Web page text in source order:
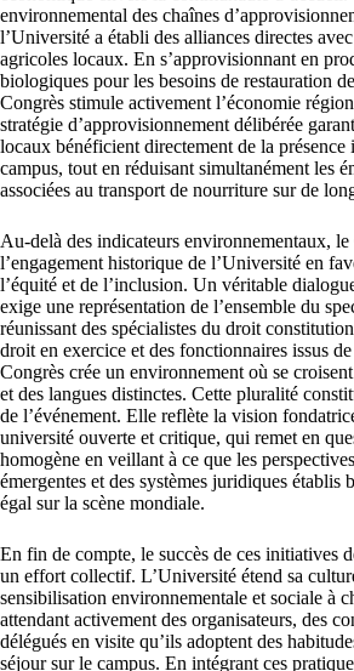
environnemental des chaînes
l’Université a établi des alliances directes
agricoles locaux. En s’approvisionnant en
biologiques pour les besoins de restauration
Congrès stimule activement l’économie
stratégie d’approvisionnement délibérée
locaux bénéficient directement de la présence
campus, tout en réduisant simultanément les
associées au transport de nourriture sur de
Au-delà des indicateurs environnementaux,
l’engagement historique de l’Université en
l’équité et de l’inclusion. Un véritable
exige une représentation de l’ensemble du
réunissant des spécialistes du droit
droit en exercice et des fonctionnaires issus
Congrès crée un environnement où se
et des langues distinctes. Cette pluralité
de l’événement. Elle reflète la vision
université ouverte et critique, qui remet en
homogène en veillant à ce que les
émergentes et des systèmes juridiques établis
égal sur la scène mondiale.
En fin de compte, le succès de ces initiatives
un effort collectif. L’Université étend sa
sensibilisation environnementale et sociale à
attendant activement des organisateurs, des
délégués en visite qu’ils adoptent des
séjour sur le campus. En intégrant ces